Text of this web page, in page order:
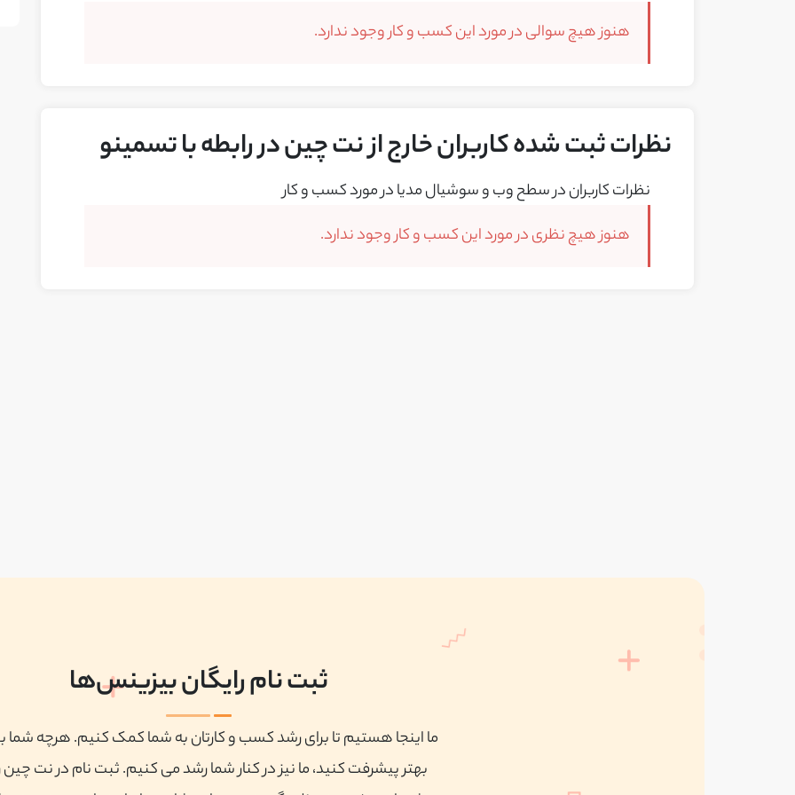
هنوز هیچ سوالی در مورد این کسب و کار وجود ندارد.
نظرات ثبت شده کاربران خارج از نت چین در رابطه با تسمینو
نظرات کاربران در سطح وب و سوشیال مدیا در مورد کسب و کار
هنوز هیچ نظری در مورد این کسب و کار وجود ندارد.
ثبت نام رایگان بیزینس‌ها
ما اینجا هستیم تا برای رشد کسب و کارتان به شما کمک کنیم. هرچه شما
بهتر پیشرفت کنید، ما نیز در کنار شما رشد می کنیم. ثبت نام در نت چین